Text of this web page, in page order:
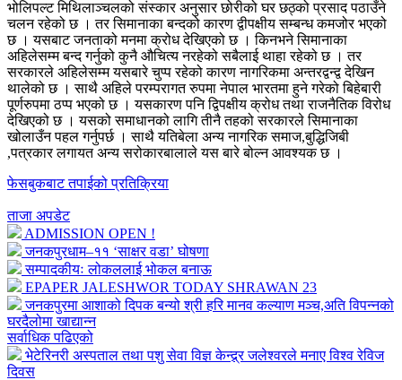
भोलिपल्ट मिथिलाञ्चलको संस्कार अनुसार छोरीको घर छठ्को प्रसाद पठाउँने
चलन रहेको छ । तर सिमानाका बन्दको कारण द्वीपक्षीय सम्बन्ध कमजोर भएको
छ । यसबाट जनताको मनमा क्रोध देखिएको छ । किनभने सिमानाका
अहिलेसम्म बन्द गर्नुको कुनै औचित्य नरहेको सबैलाई थाहा रहेको छ । तर
सरकारले अहिलेसम्म यसबारे चुप्प रहेको कारण नागरिकमा अन्तरद्वन्द्व देखिन
थालेको छ । साथै अहिले परम्परागत रुपमा नेपाल भारतमा हुने गरेको बिहेबारी
पूर्णरुपमा ठप्प भएको छ । यसकारण पनि द्विपक्षीय क्रोध तथा राजनैतिक विरोध
देखिएको छ । यसको समाधानको लागि तीनै तहको सरकारले सिमानाका
खोलाउँन पहल गर्नुपर्छ । साथै यतिबेला अन्य नागरिक समाज,बुद्धिजिबी
,पत्रकार लगायत अन्य सरोकारबालाले यस बारे बोल्न आवश्यक छ ।
फेसबुकबाट तपाईको प्रतिक्रिया
ताजा अपडेट
ADMISSION OPEN !
जनकपुरधाम–११ ‘साक्षर वडा’ घोषणा
सम्पादकीयः लोकललाई भोकल बनाऊ
EPAPER JALESHWOR TODAY SHRAWAN 23
जनकपुरमा आशाको दिपक बन्यो श्री हरि मानव कल्याण मञ्च,अति विपन्नको
घरदैलोमा खाद्यान्न
सर्वाधिक पढिएको
भेटेरिनरी अस्पताल तथा पशु सेवा विज्ञ केन्द्र्र जलेश्वरले मनाए विश्व रेविज
दिवस